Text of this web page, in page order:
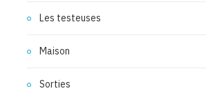
Les testeuses
Maison
Sorties